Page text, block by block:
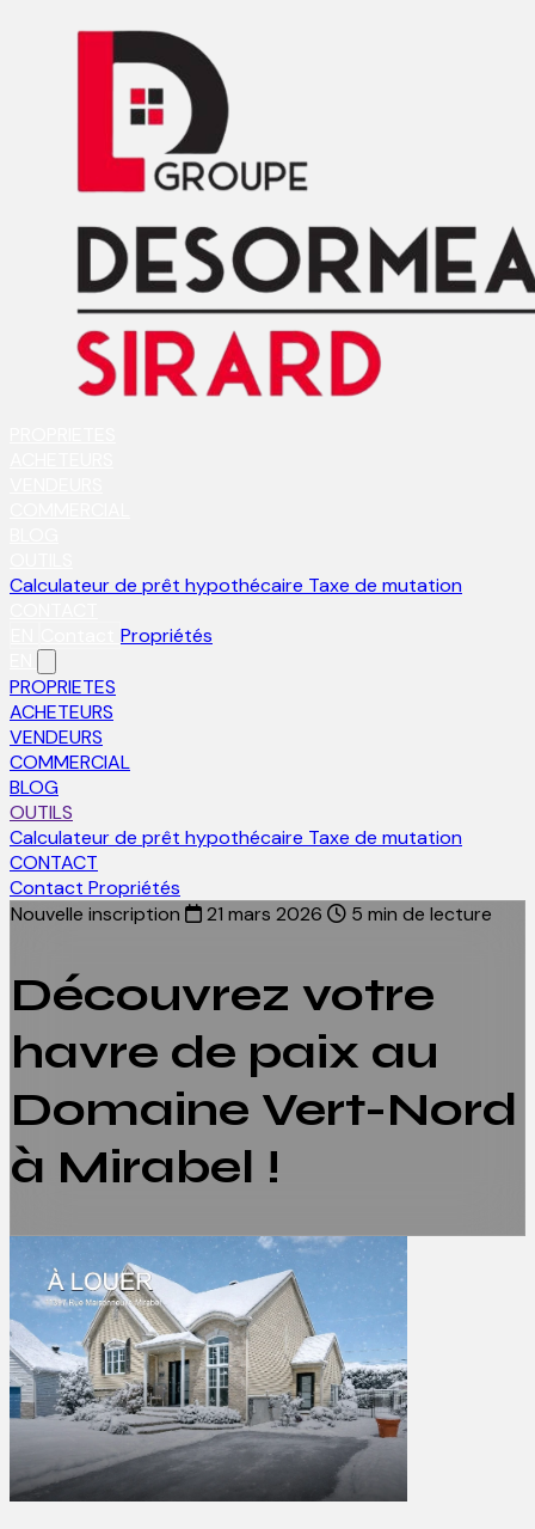
Calculateur de prêt hypothécaire Taxe de mutation
Propriétés
PROPRIETES
ACHETEURS
VENDEURS
COMMERCIAL
BLOG
OUTILS
Calculateur de prêt hypothécaire Taxe de mutation
CONTACT
Contact Propriétés
Nouvelle inscription
21 mars 2026 5 min de lecture
Découvrez votre
havre de paix au
Domaine Vert-Nord
à Mirabel !